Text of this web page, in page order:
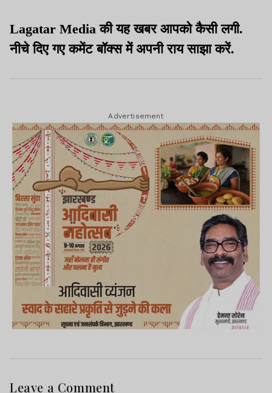
Lagatar Media की यह खबर आपको कैसी लगी.
नीचे दिए गए कमेंट बॉक्स में अपनी राय साझा करें.
Advertisement
Leave a Comment